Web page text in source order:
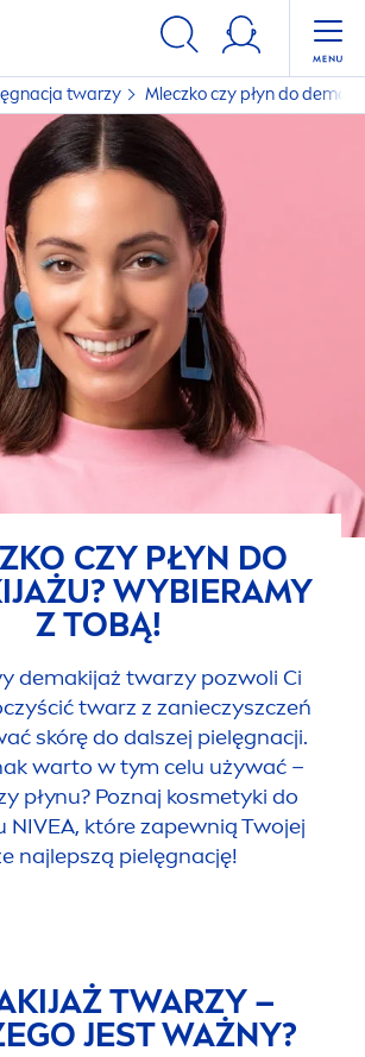
twarzy Mleczko czy płyn do
CZY PŁYN DO
WYBIERAMY
Z TOBĄ!
demakijaż twarzy pozwoli Ci
twarz z zanieczyszczeń
skórę do dalszej pielęgnacji.
warto w tym celu używać –
płynu? Poznaj kosmetyki do
NIVEA, które zapewnią Twojej
najlepszą pielęgnację!
TWARZY –
JEST WAŻNY?